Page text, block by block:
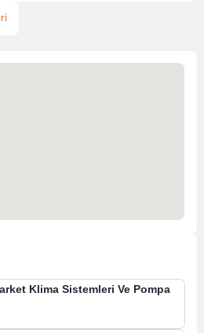
Klima Sistemleri Ve Pompa